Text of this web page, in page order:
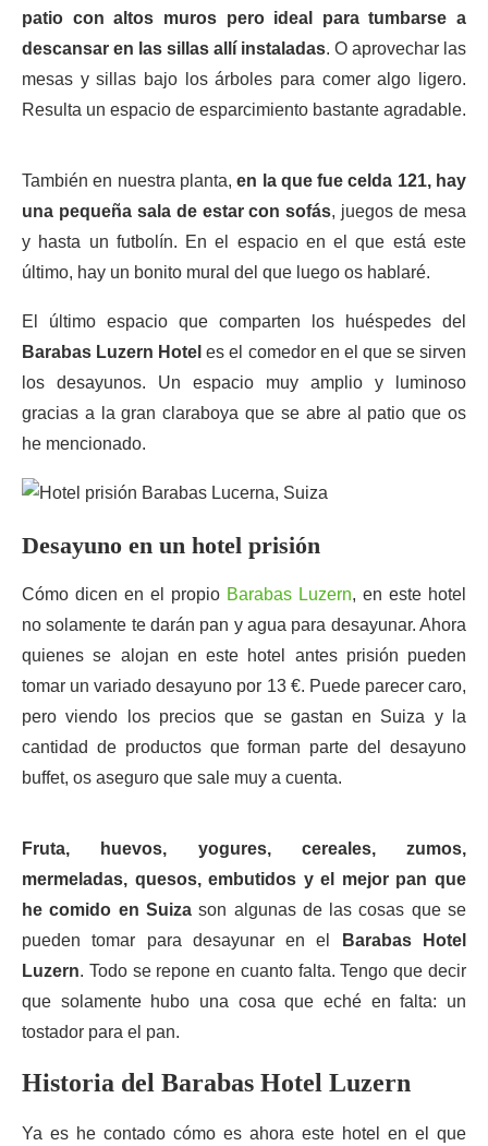
patio con altos muros pero ideal para tumbarse a
descansar en las sillas allí instaladas. O aprovechar las
mesas y sillas bajo los árboles para comer algo ligero.
Resulta un espacio de esparcimiento bastante agradable.
También en nuestra planta,en la que fue celda 121, hay
una pequeña sala de estar con sofás, juegos de mesa
y hasta un futbolín. En el espacio en el que está este
último, hay un bonito mural del que luego os hablaré.
El último espacio que comparten los huéspedes del
Barabas Luzern Hotel es el comedor en el que se sirven
los desayunos. Un espacio muy amplio y luminoso
gracias a la gran claraboya que se abre al patio que os
he mencionado.
Desayuno en un hotel prisión
Cómo dicen en el propio Barabas Luzern, en este hotel
no solamente te darán pan y agua para desayunar. Ahora
quienes se alojan en este hotel antes prisión pueden
tomar un variado desayuno por 13 €. Puede parecer caro,
pero viendo los precios que se gastan en Suiza y la
cantidad de productos que forman parte del desayuno
buffet, os aseguro que sale muy a cuenta.
Fruta, huevos, yogures, cereales, zumos,
mermeladas, quesos, embutidos y el mejor pan que
he comido en Suizason algunas de las cosas que se
pueden tomar para desayunar en el
Barabas Hotel
Luzern. Todo se repone en cuanto falta. Tengo que decir
que solamente hubo una cosa que eché en falta: un
tostador para el pan.
Historia del Barabas Hotel Luzern
Ya es he contado cómo es ahora este hotel en el que